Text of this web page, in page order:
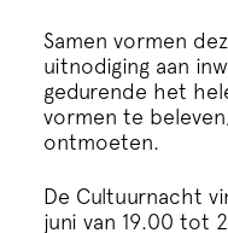
Samen vormen
uitnodiging aan
gedurende het
vormen te
ontmoeten.
De Cultuurnacht
juni van 19.00 tot